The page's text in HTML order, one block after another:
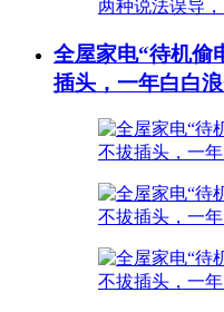
全屋家电“待机偷
插头，一年白白